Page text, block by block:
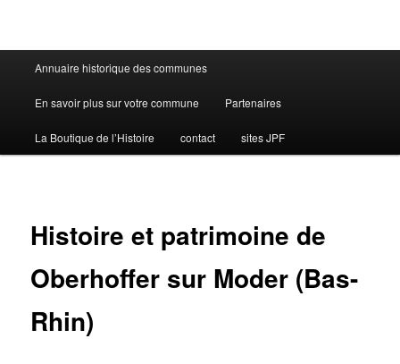
Menu
principal
Annuaire historique des communes
En savoir plus sur votre commune Partenaires
La Boutique de l’Histoire contact sites JPF
Histoire et patrimoine de
Oberhoffer sur Moder (Bas-
Rhin)